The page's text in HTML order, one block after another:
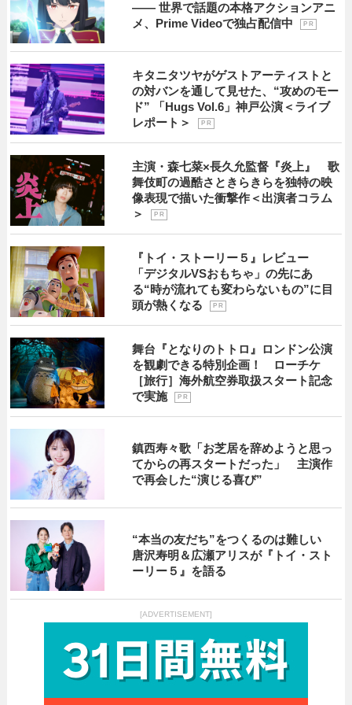
―― 世界で話題の本格アクションアニ
メ、Prime Videoで独占配信中
P R
キタニタツヤがゲストアーティストと
の対バンを通して見せた、“攻めのモー
ド” 「Hugs Vol.6」神戸公演＜ライブ
レポート＞
P R
主演・森七菜×長久允監督『炎上』 歌
舞伎町の過酷さときらきらを独特の映
像表現で描いた衝撃作＜出演者コラム
＞
P R
『トイ・ストーリー５』レビュー
「デジタルVSおもちゃ」の先にあ
る“時が流れても変わらないもの”に目
頭が熱くなる
P R
舞台『となりのトトロ』ロンドン公演
を観劇できる特別企画！ ローチケ
［旅行］海外航空券取扱スタート記念
で実施
P R
鎮西寿々歌「お芝居を辞めようと思っ
てからの再スタートだった」 主演作
で再会した“演じる喜び”
“本当の友だち”をつくるのは難しい
唐沢寿明＆広瀬アリスが『トイ・スト
ーリー５』を語る
[ADVERTISEMENT]